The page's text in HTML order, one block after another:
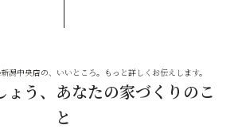
潟中央店の、いいところ。もっと詳しくお伝えします。
ょう、あなたの家づくりのこ
と